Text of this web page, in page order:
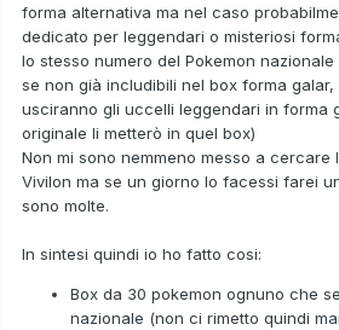
forma alternativa ma nel caso
dedicato per leggendari o misteriosi
lo stesso numero del Pokemon
se non già includibili nel box forma
usciranno gli uccelli leggendari in forma
originale li metterò in quel box)
Non mi sono nemmeno messo a cercare
Vivilon ma se un giorno lo facessi farei
sono molte.
In sintesi quindi io ho fatto cosi:
Box da 30 pokemon ognuno che
nazionale (non ci rimetto quindi